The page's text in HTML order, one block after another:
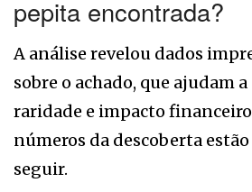
pepita encontrada?
A análise revelou dados
sobre o achado, que ajudam
raridade e impacto
números da descoberta
seguir.